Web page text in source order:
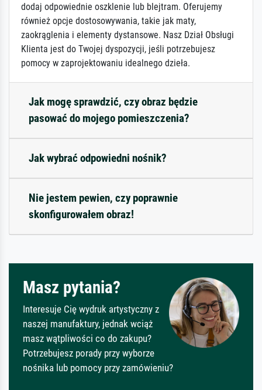
dodaj odpowiednie oszklenie lub blejtram. Oferujemy
również opcje dostosowywania, takie jak maty,
zaokrąglenia i elementy dystansowe. Nasz Dział Obsługi
Klienta jest do Twojej dyspozycji, jeśli potrzebujesz
pomocy w zaprojektowaniu idealnego dzieła.
Jak mogę sprawdzić, czy obraz będzie
pasować do mojego pomieszczenia?
Jak wybrać odpowiedni nośnik?
Nie jestem pewien, czy poprawnie
skonfigurowałem obraz!
Masz pytania?
Interesuje Cię wydruk artystyczny z
naszej manufaktury, jednak wciąż
masz wątpliwości co do zakupu?
Potrzebujesz porady przy wyborze
nośnika lub pomocy przy zamówieniu?